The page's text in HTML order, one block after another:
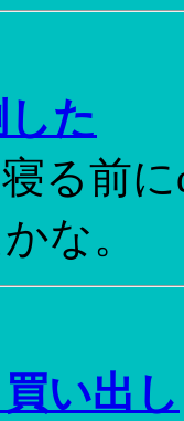
た
る前
な。
い出し